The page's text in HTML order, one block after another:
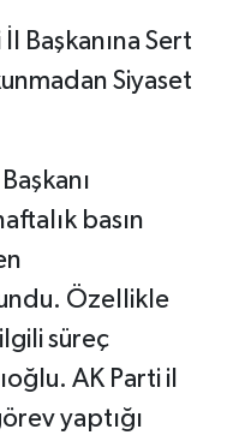
Başkanına Sert
Siyaset
basın
Özellikle
süreç
AK Parti il
yaptığı